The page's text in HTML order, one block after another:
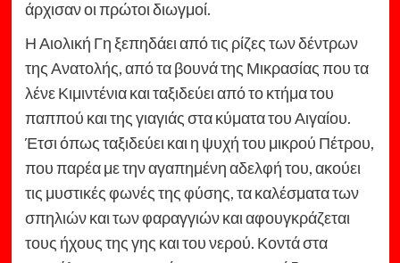
άρχισαν οι πρώτοι διωγμοί.
Η Αιολική Γη ξεπηδάει από τις ρίζες των δέντρων
της Ανατολής, από τα βουνά της Μικρασίας που τα
λένε Κιμιντένια και ταξιδεύει από το κτήμα του
παππού και της γιαγιάς στα κύματα του Αιγαίου.
Έτσι όπως ταξιδεύει και η ψυχή του μικρού Πέτρου,
που παρέα με την αγαπημένη αδελφή του, ακούει
τις μυστικές φωνές της φύσης, τα καλέσματα των
σπηλιών και των φαραγγιών και αφουγκράζεται
τους ήχους της γης και του νερού. Κοντά στα